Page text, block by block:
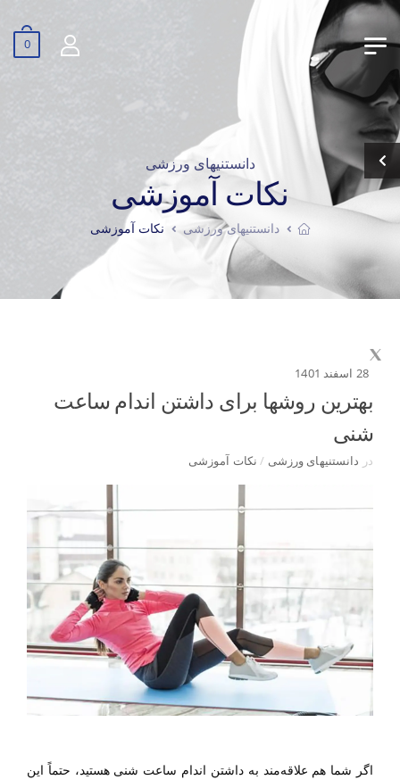
0
دانستنیهای ورزشی
نکات آموزشی
دانستنیهای ورزشی نکات آموزشی
28 اسفند 1401
بهترین روشها برای داشتن اندام ساعت
شنی
در دانستنیهای ورزشی / نکات آموزشی
اگر شما هم علاقه‌مند به داشتن اندام ساعت شنی هستید، حتماً این